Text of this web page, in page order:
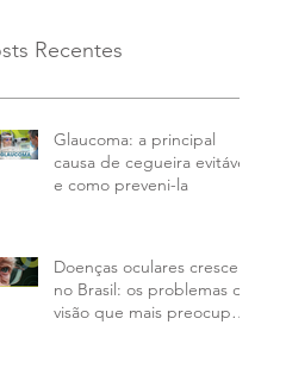
Recentes
Glaucoma: a principal
causa de cegueira evitável
e como preveni-la
Doenças oculares crescem
no Brasil: os problemas de
visão que mais preocupam